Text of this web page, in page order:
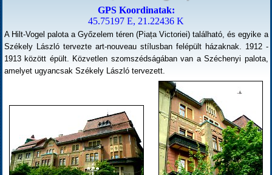
GPS Koordinatak:
45.75197 E, 21.22436 K
A Hilt-Vogel palota a Győzelem téren (Piața Victoriei) található, és egyike a
Székely László tervezte art-nouveau stílusban felépült házaknak. 1912 -
1913 között épült. Közvetlen szomszédságában van a Széchenyi palota,
amelyet ugyancsak Székely László tervezett.